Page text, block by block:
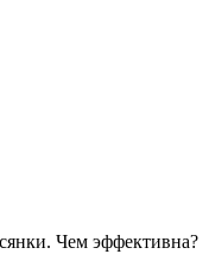
Чем эффективна?